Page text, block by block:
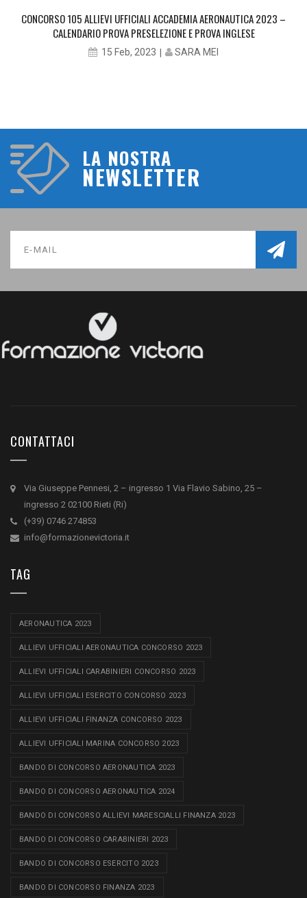
CONCORSO 105 ALLIEVI UFFICIALI ACCADEMIA AERONAUTICA 2023 –
CALENDARIO PROVA PRESELEZIONE E PROVA INGLESE
15 Feb, 2023 SARA MEI
LA NOSTRA
NEWSLETTER
CONTATTACI
Via Giuseppe Pennesi, 2 – ingresso 1 Via Flavio Sabino, 25 –
ingresso 2 02100 Rieti (Ri)
(+39) 0746 274853
info@formazionevictoria.it
TAG
AERONAUTICA 2023
ALLIEVI UFFICIALI AERONAUTICA CONCORSO 2023
ALLIEVI UFFICIALI CARABINIERI CONCORSO 2023
ALLIEVI UFFICIALI ESERCITO CONCORSO 2023
ALLIEVI UFFICIALI FINANZA CONCORSO 2023
ALLIEVI UFFICIALI MARINA CONCORSO 2023
BANDO DI CONCORSO AERONAUTICA 2023
BANDO DI CONCORSO AERONAUTICA 2024
BANDO DI CONCORSO ALLIEVI MARESCIALLI FINANZA 2023
BANDO DI CONCORSO CARABINIERI 2023
BANDO DI CONCORSO ESERCITO 2023
BANDO DI CONCORSO FINANZA 2023